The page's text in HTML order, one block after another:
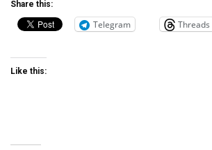
Share this:
Telegram Threads
Like this: